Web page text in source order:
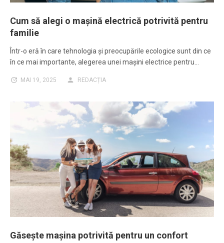
Cum să alegi o mașină electrică potrivită pentru
familie
Într-o eră în care tehnologia și preocupările ecologice sunt din ce
în ce mai importante, alegerea unei mașini electrice pentru…
MAI 19, 2025 REDACȚIA
Găsește mașina potrivită pentru un confort